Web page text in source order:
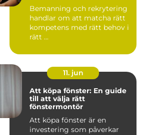
Bemanning och rekrytering
handlar om att matcha rätt
kompetens med rätt behov i
rätt ...
11. jun
Att köpa fönster: En guide
till att välja rätt
fönstermontör
Att köpa fönster är en
investering som påverkar